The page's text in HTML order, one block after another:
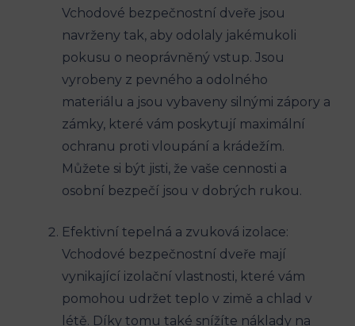
Vchodové bezpečnostní dveře jsou
navrženy tak, aby odolaly jakémukoli
pokusu o neoprávněný vstup. Jsou
vyrobeny z pevného a odolného
materiálu a jsou vybaveny silnými zápory a
zámky, které vám poskytují maximální
ochranu proti vloupání a krádežím.
Můžete si být jisti, že vaše cennosti a
osobní bezpečí jsou v dobrých rukou.
Efektivní tepelná a zvuková izolace:
Vchodové bezpečnostní dveře mají
vynikající izolační vlastnosti, které vám
pomohou udržet teplo v zimě a chlad v
létě. Díky tomu také snížíte náklady na